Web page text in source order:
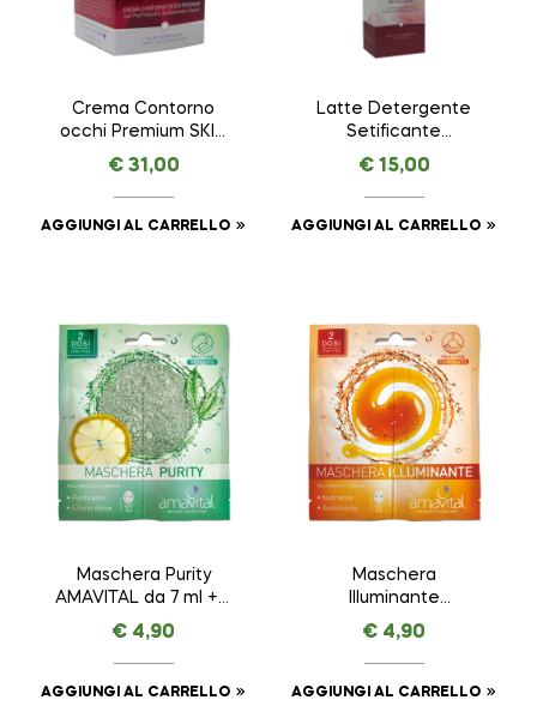
Crema Contorno
occhi Premium SKIN
REMINDER ANTI AGE
PREMIUM – AMAVITAL
da 15 ml
€31,00
AGGIUNGI AL CARRELLO
Latte Detergente
Setificante
ESSENTIAL –
AMAVITAL da 150 ml
€15,00
AGGIUNGI AL CARRELLO
Maschera Purity
AMAVITAL da 7 ml + 7
ml
€ 4,90
AGGIUNGI AL CARRELLO
Maschera
Illuminante
AMAVITAL da 7 ml + 7
ml
€ 4,90
AGGIUNGI AL CARRELLO